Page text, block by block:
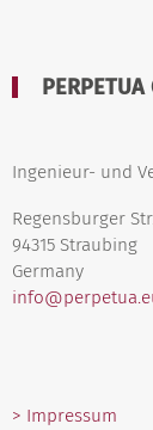
PERPETUA
Ingenieur- und
Regensburger
94315 Straubing
Germany
> Impressum